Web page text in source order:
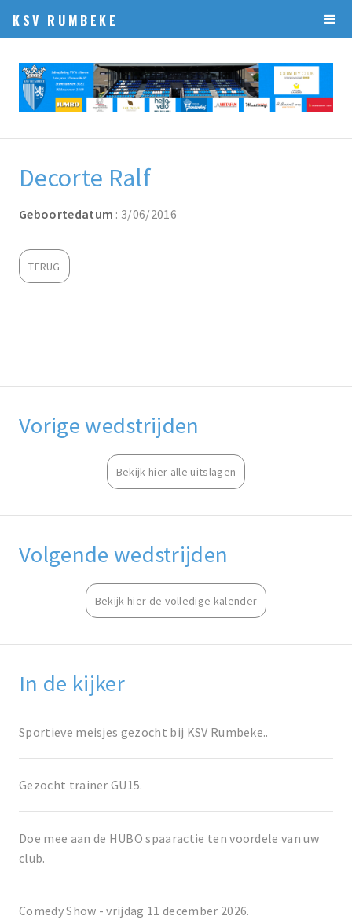
KSV RUMBEKE
Decorte Ralf
Geboortedatum : 3/06/2016
TERUG
Vorige wedstrijden
Bekijk hier alle uitslagen
Volgende wedstrijden
Bekijk hier de volledige kalender
In de kijker
Sportieve meisjes gezocht bij KSV Rumbeke..
Gezocht trainer GU15.
Doe mee aan de HUBO spaaractie ten voordele van uw
club.
Comedy Show - vrijdag 11 december 2026.